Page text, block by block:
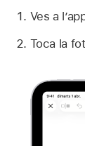
Ves a
Toca la